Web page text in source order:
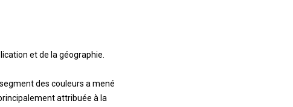
et de la géographie.
des couleurs a mené
attribuée à la